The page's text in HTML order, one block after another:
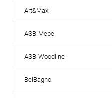
Art&Max
ASB-Mebel
ASB-Woodline
BelBagno